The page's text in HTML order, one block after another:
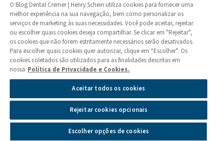
© Dental Cremer | Henry Schein 2026
Institucional
Quem Somos
Colunistas
Privacidade e Segurança de Informações
Política de Cookies
Gerenciamento das Preferências de Cookies
Atendimento aos Direitos dos Titulares
Reporte de Incidentes de Privacidade
O Blog Dental Cremer | Henry Schein utiliza cookies para fornecer uma
melhor experiência na sua navegação, bem como personalizar os
serviços de marketing às suas necessidades. Você pode aceitar, rejeitar
ou escolher quais cookies deseja compartilhar. Se clicar em "Rejeitar",
os cookies que não forem estritamente necessários serão desativados.
Para escolher quais cookies quer autorizar, clique em “Escolher". Os
cookies coletados são utilizados para as finalidades descritas em
nossa Política de Privacidade e Cookies.
Aceitar todos os cookies
Rejeitar cookies opcionais
Escolher opções de cookies